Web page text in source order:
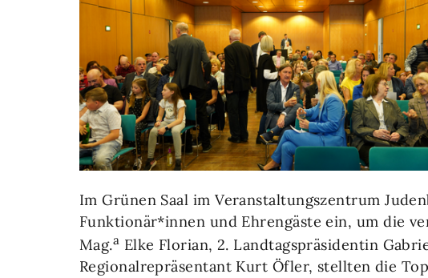
Im Grünen Saal im Veranstaltungszentrum
Funktionär*innen und Ehrengäste ein, um die
Mag.a Elke Florian, 2. Landtagspräsidentin
Regionalrepräsentant Kurt Öfler, stellten die